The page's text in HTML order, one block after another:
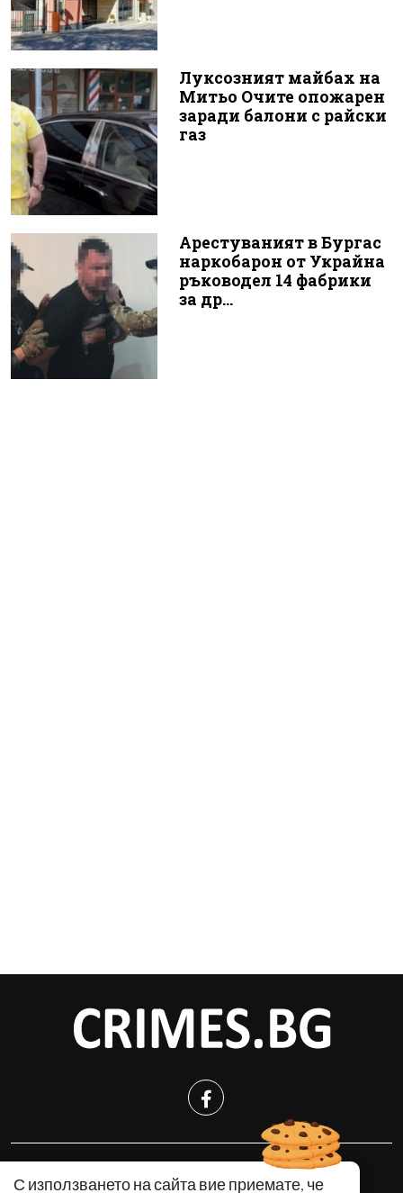
Луксозният майбах на
Митьо Очите опожарен
заради балони с райски
газ
Арестуваният в Бургас
наркобарон от Украйна
ръководел 14 фабрики
за др...
С използването на сайта вие приемате, че
КРИМИНАЛНО